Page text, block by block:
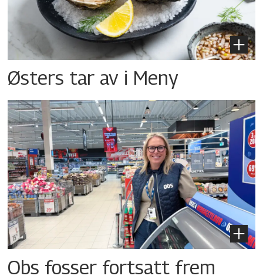
Østers tar av i Meny
Obs fosser fortsatt frem